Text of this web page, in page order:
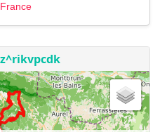
France